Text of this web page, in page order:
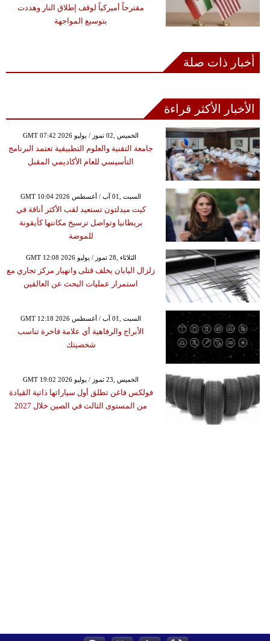
مقترحاً أميركياً لوقف إطلاق النار وهددت
بتوسيع المواجهة
أخبار ذات صلة
الأخبار الأكثر قراءة
GMT 07:42 2026 الخميس ,02 تموز / يوليو
جامعة التقنية والعلوم التطبيقية تعتمد البرنامج
التأسيسي للعام الأكاديمي المقبل
GMT 10:04 2026 السبت ,01 آب / أغسطس
كيت ميدلتون تستعيد لقب الأكثر أناقة في
بريطانيا وتواصل ترسيخ مكانتها كأيقونة
للموضة
GMT 12:08 2026 الثلاثاء ,28 تموز / يوليو
زلزال اليابان يخلف قتلى وانهيار مركز تجاري مع
استمرار عمليات البحث عن العالقين
GMT 12:18 2026 السبت ,01 آب / أغسطس
الأبراج والرفاهية أي علامة فاخرة تناسب
شخصيتك
GMT 19:02 2026 الخميس ,23 تموز / يوليو
فولكس فاغن تطلق أول سياراتها ذاتية القيادة
من المستوى الثالث في الصين خلال 2027